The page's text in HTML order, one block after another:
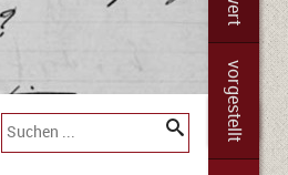

vorgestellt